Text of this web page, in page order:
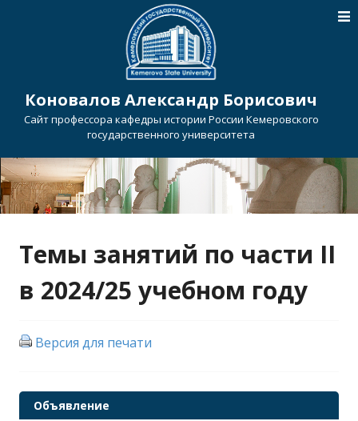
Коновалов Александр Борисович
Сайт профессора кафедры истории России Кемеровского
государственного университета
Темы занятий по части II
в 2024/25 учебном году
Версия для печати
Объявление